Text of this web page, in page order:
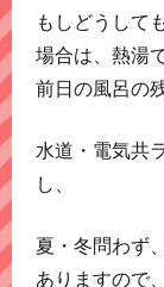
もしどうして
場合は、熱湯
前日の風呂の
水道・電気共
し、
夏・冬問わず
ありますので、